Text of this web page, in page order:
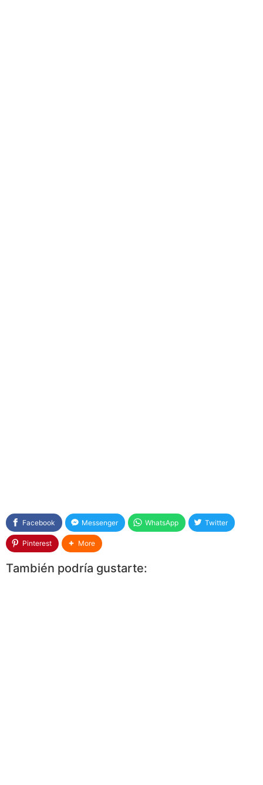
Facebook Messenger WhatsApp Twitter
Pinterest More
También podría gustarte: